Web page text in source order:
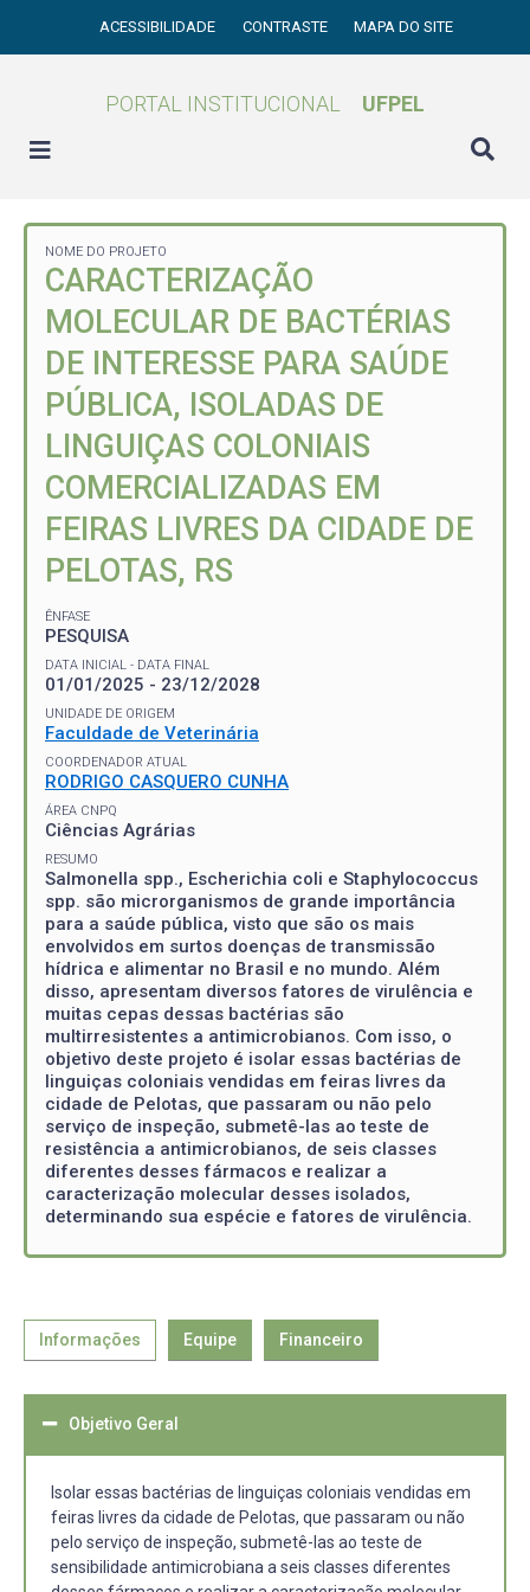
ACESSIBILIDADE CONTRASTE MAPA DO SITE
PORTAL INSTITUCIONAL UFPEL
NOME DO PROJETO
CARACTERIZAÇÃO
MOLECULAR DE BACTÉRIAS
DE INTERESSE PARA SAÚDE
PÚBLICA, ISOLADAS DE
LINGUIÇAS COLONIAIS
COMERCIALIZADAS EM
FEIRAS LIVRES DA CIDADE DE
PELOTAS, RS
ÊNFASE
PESQUISA
DATA INICIAL - DATA FINAL
01/01/2025 - 23/12/2028
UNIDADE DE ORIGEM
Faculdade de Veterinária
COORDENADOR ATUAL
RODRIGO CASQUERO CUNHA
ÁREA CNPQ
Ciências Agrárias
RESUMO
Salmonella spp., Escherichia coli e Staphylococcus
spp. são microrganismos de grande importância
para a saúde pública, visto que são os mais
envolvidos em surtos doenças de transmissão
hídrica e alimentar no Brasil e no mundo. Além
disso, apresentam diversos fatores de virulência e
muitas cepas dessas bactérias são
multirresistentes a antimicrobianos. Com isso, o
objetivo deste projeto é isolar essas bactérias de
linguiças coloniais vendidas em feiras livres da
cidade de Pelotas, que passaram ou não pelo
serviço de inspeção, submetê-las ao teste de
resistência a antimicrobianos, de seis classes
diferentes desses fármacos e realizar a
caracterização molecular desses isolados,
determinando sua espécie e fatores de virulência.
Informações Equipe Financeiro
Objetivo Geral
Isolar essas bactérias de linguiças coloniais vendidas em
feiras livres da cidade de Pelotas, que passaram ou não
pelo serviço de inspeção, submetê-las ao teste de
sensibilidade antimicrobiana a seis classes diferentes